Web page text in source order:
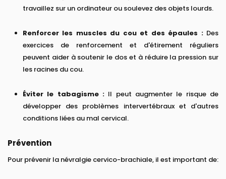
travaillez sur un ordinateur ou soulevez des objets lourds.
Renforcer les muscles du cou et des épaules :Des
exercices de renforcement et d'étirement réguliers
peuvent aider à soutenir le dos et à réduire la pression sur
les racines du cou.
Éviter le tabagisme : Il peut augmenter le risque de
développer des problèmes intervertébraux et d'autres
conditions liées au mal cervical.
Prévention
Pour prévenir la névralgie cervico-brachiale, il est important de: